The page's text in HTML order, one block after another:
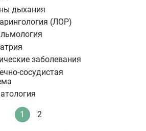
дыхания
(ЛОР)
заболевания
сосудистая
Текущая
1 Стандартное
2